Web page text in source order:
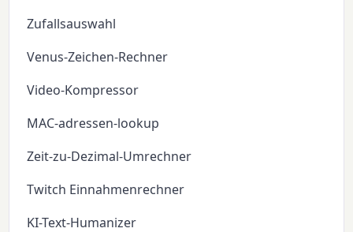
Zufallsauswahl
Venus-Zeichen-Rechner
Video-Kompressor
MAC-adressen-lookup
Zeit-zu-Dezimal-Umrechner
Twitch Einnahmenrechner
KI-Text-Humanizer